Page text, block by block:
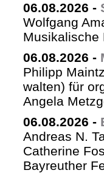
06.08.2026 -
Wolfgang
Musikalische
06.08.2026 -
Philipp
walten) für
Angela
06.08.2026 -
Andreas N.
Catherine
Bayreuther